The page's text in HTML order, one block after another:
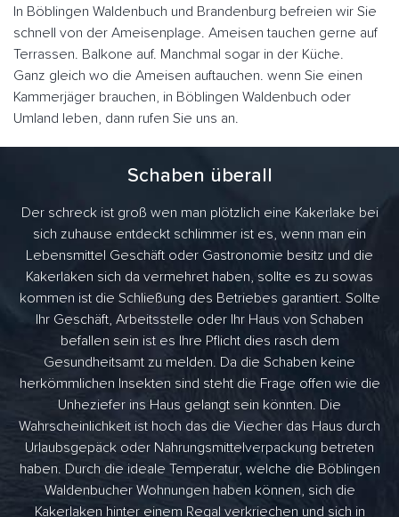
In Böblingen Waldenbuch und Brandenburg befreien wir Sie
schnell von der Ameisenplage. Ameisen tauchen gerne auf
Terrassen. Balkone auf. Manchmal sogar in der Küche.
Ganz gleich wo die Ameisen auftauchen. wenn Sie einen
Kammerjäger brauchen, in Böblingen Waldenbuch oder
Umland leben, dann rufen Sie uns an.
Schaben überall
Der schreck ist groß wen man plötzlich eine Kakerlake bei
sich zuhause entdeckt schlimmer ist es, wenn man ein
Lebensmittel Geschäft oder Gastronomie besitz und die
Kakerlaken sich da vermehret haben, sollte es zu sowas
kommen ist die Schließung des Betriebes garantiert. Sollte
Ihr Geschäft, Arbeitsstelle oder Ihr Haus von Schaben
befallen sein ist es Ihre Pflicht dies rasch dem
Gesundheitsamt zu melden. Da die Schaben keine
herkömmlichen Insekten sind steht die Frage offen wie die
Unheziefer ins Haus gelangt sein könnten. Die
Wahrscheinlichkeit ist hoch das die Viecher das Haus durch
Urlaubsgepäck oder Nahrungsmittelverpackung betreten
haben. Durch die ideale Temperatur, welche die Böblingen
Waldenbucher Wohnungen haben können, sich die
Kakerlaken hinter einem Regal verkriechen und sich in